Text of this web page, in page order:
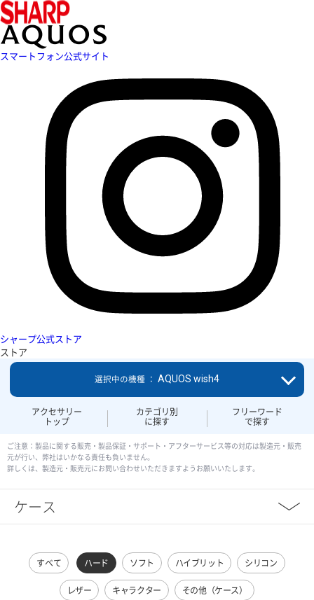
スマートフォン公式サイト
シャープ公式ストア
ストア
アクセサリー
トップ
カテゴリ別
に探す
フリーワード
で探す
選択中の機種 ： AQUOS wish4
ご注意：製品に関する販売・製品保証・サポート・アフターサービス等の対応は製造元・販売
元が行い、弊社はいかなる責任も負いません。
詳しくは、製造元・販売元にお問い合わせいただきますようお願いいたします。
ケース
すべて ハード ソフト ハイブリット シリコン
レザー キャラクター その他（ケース）